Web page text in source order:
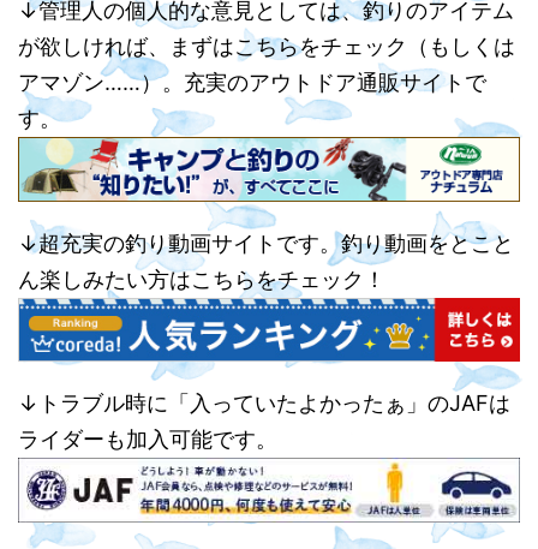
↓管理人の個人的な意見としては、釣りのアイテム
が欲しければ、まずはこちらをチェック（もしくは
アマゾン……）。充実のアウトドア通販サイトで
す。
↓超充実の釣り動画サイトです。釣り動画をとこと
ん楽しみたい方はこちらをチェック！
↓トラブル時に「入っていたよかったぁ」のJAFは
ライダーも加入可能です。